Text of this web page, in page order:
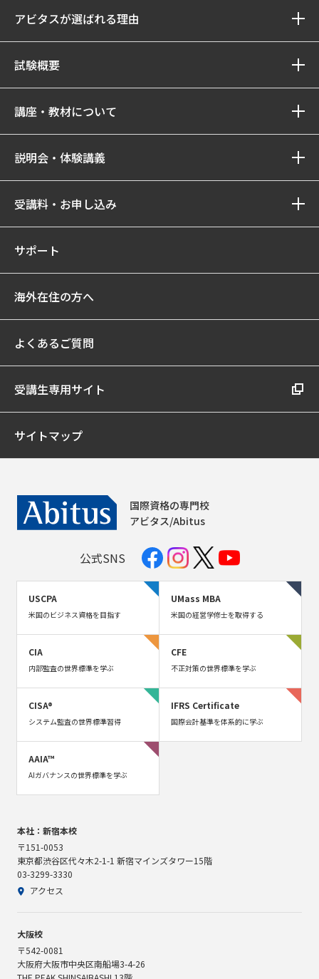
アビタスが選ばれる理由
試験概要
講座・教材について
説明会・体験講義
受講料・お申し込み
サポート
海外在住の方へ
よくあるご質問
受講生専用サイト
サイトマップ
国際資格の専門校
アビタス/Abitus
公式SNS
USCPA
米国のビジネス資格を目指す
UMass MBA
米国の経営学修士を取得する
CIA
内部監査の世界標準を学ぶ
CFE
不正対策の世界標準を学ぶ
CISA®
システム監査の世界標準習得
IFRS Certificate
国際会計基準を体系的に学ぶ
AAIA™
AIガバナンスの世界標準を学ぶ
本社：新宿本校
〒151-0053
東京都渋谷区代々木2-1-1 新宿マインズタワー15階
03-3299-3330
アクセス
大阪校
〒542-0081
大阪府大阪市中央区南船場3-4-26